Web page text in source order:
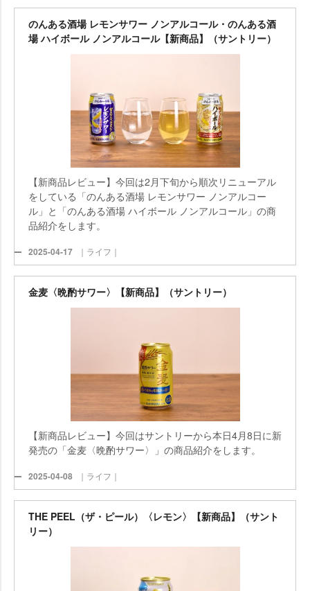
のんある酒場 レモンサワー ノンアルコール・のんある酒
場 ハイボール ノンアルコール【新商品】（サントリー）
【新商品レビュー】今回は2月下旬から順次リニューアル
をしている「のんある酒場 レモンサワー ノンアルコー
ル」と「のんある酒場 ハイボール ノンアルコール」の商
品紹介をします。
2025-04-17 ｜ライフ｜
金麦〈晩酌サワー〉【新商品】（サントリー）
【新商品レビュー】今回はサントリーから本日4月8日に新
発売の「金麦〈晩酌サワー〉」の商品紹介をします。
2025-04-08 ｜ライフ｜
THE PEEL（ザ・ピール）〈レモン〉【新商品】（サント
リー）